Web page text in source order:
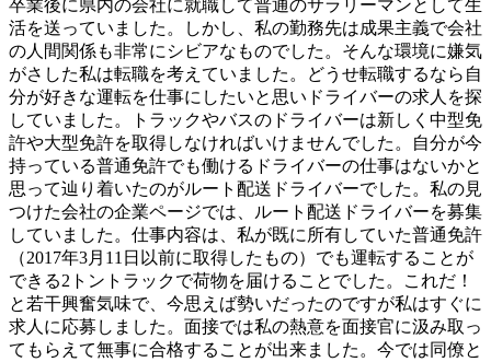
卒業後に県内の会社に就職して普通のサラリーマンとして生
活を送っていました。しかし、私の勤務先は成果主義で会社
の人間関係も非常にシビアなものでした。そんな環境に嫌気
がさした私は転職を考えていました。どうせ転職するなら自
分が好きな運転を仕事にしたいと思いドライバーの求人を探
していました。トラックやバスのドライバーは新しく中型免
許や大型免許を取得しなければいけませんでした。自分が今
持っている普通免許でも働けるドライバーの仕事はないかと
思って辿り着いたのがルート配送ドライバーでした。私の見
つけた会社の企業ページでは、ルート配送ドライバーを募集
していました。仕事内容は、私が既に所有していた普通免許
（2017年3月11日以前に取得したもの）でも運転することが
できる2トントラックで荷物を届けることでした。これだ！
と若干興奮気味で、今思えば勢いだったのですが私はすぐに
求人に応募しました。面接では私の熱意を面接官に汲み取っ
てもらえて無事に合格することが出来ました。今では同僚と